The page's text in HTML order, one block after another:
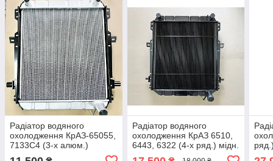
Радіатор водяного
охолодження КрАЗ-65055,
7133С4 (3-х алюм.)
Радіатор водяного
охолодження КрАЗ 6510,
6443, 6322 (4-х ряд.) мідн.
вир-во Туреччина 6437-